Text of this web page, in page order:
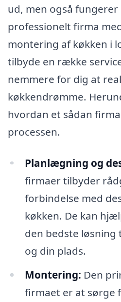
ud, men også
professionelt firma
montering af køkken i
tilbyde en række
nemmere for dig at
køkkendrømme.
hvordan et sådan
processen.
Planlægning og
firmaer tilbyder
forbindelse med
køkken. De kan
den bedste
og din plads.
Montering: Den
firmaet er at sørge